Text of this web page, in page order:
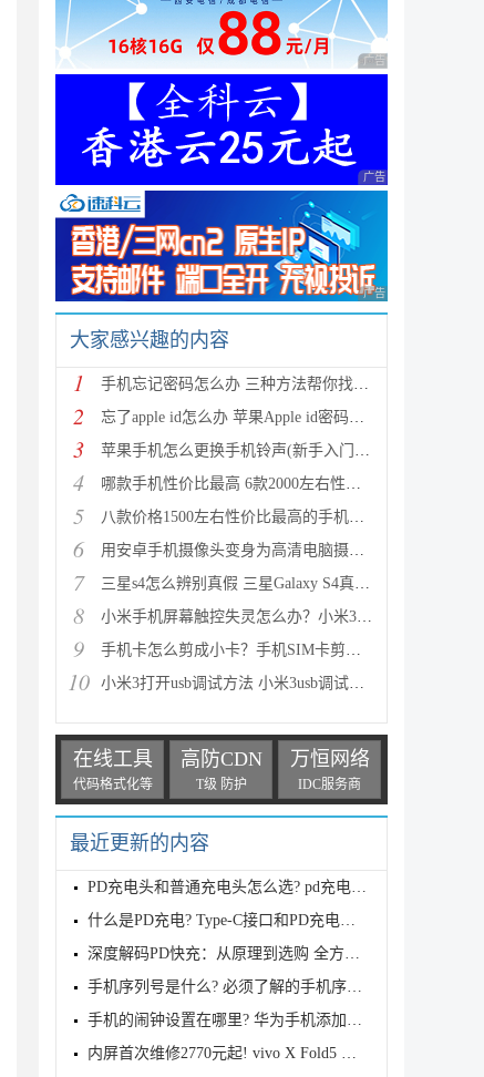
广告 商业广告，理性
广告 商业广告，理性
广告 商业广告，理性
大家感兴趣的内容
1 手机忘记密码怎么办 三种方法帮你找回忘记的手机密码
2 忘了apple id怎么办 苹果Apple id密码忘了如何找回呢
3 苹果手机怎么更换手机铃声(新手入门教程)
4 哪款手机性价比最高 6款2000左右性价比最高的手机推荐
5 八款价格1500左右性价比最高的手机推荐 款款都超值
6 用安卓手机摄像头变身为高清电脑摄像头让QQ视频更清晰
7 三星s4怎么辨别真假 三星Galaxy S4真伪鉴别图解
8 小米手机屏幕触控失灵怎么办？小米3屏幕失灵问题解决
9 手机卡怎么剪成小卡？手机SIM卡剪卡教程图文介绍
10 小米3打开usb调试方法 小米3usb调试在哪？
在线工具
代码格式化等
高防CDN
T级 防护
万恒网络
IDC服务商
最近更新的内容
PD充电头和普通充电头怎么选? pd充电头和qc充电头的
什么是PD充电? Type-C接口和PD充电的差异
深度解码PD快充：从原理到选购 全方位解锁高效充电密
手机序列号是什么? 必须了解的手机序列号小知识
手机的闹钟设置在哪里? 华为手机添加闹钟的设置方法
内屏首次维修2770元起! vivo X Fold5 折叠屏手机备件